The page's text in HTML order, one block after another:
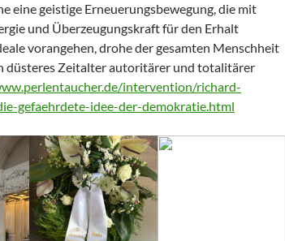
eine geistige Erneuerungsbewegung, die mit
und Überzeugungskraft für den Erhalt
vorangehen, drohe der gesamten Menschheit
düsteres Zeitalter autoritärer und totalitärer
intervention/richard-
gefaehrdete-idee-der-demokratie.html